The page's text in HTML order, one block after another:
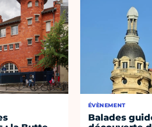
ÉVÈNEMENT
Balades